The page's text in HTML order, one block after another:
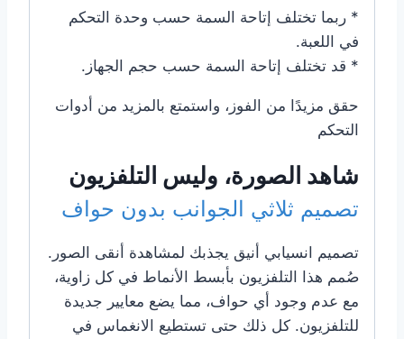
* ربما تختلف إتاحة السمة حسب وحدة التحكم
في اللعبة.
* قد تختلف إتاحة السمة حسب حجم الجهاز.
حقق مزيدًا من الفوز، واستمتع بالمزيد من أدوات
التحكم
شاهد الصورة، وليس التلفزيون
تصميم ثلاثي الجوانب بدون حواف
تصميم انسيابي أنيق يجذبك لمشاهدة أنقى الصور.
صُمم هذا التلفزيون بأبسط الأنماط في كل زاوية،
مع عدم وجود أي حواف، مما يضع معايير جديدة
للتلفزيون. كل ذلك حتى تستطيع الانغماس في